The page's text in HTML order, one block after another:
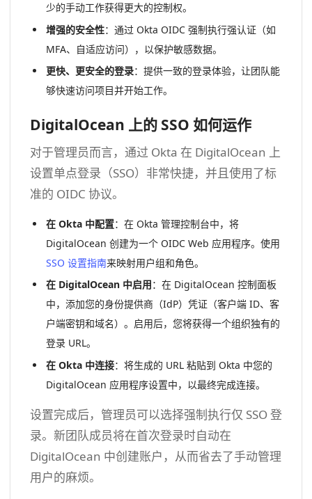
少的手动工作获得更大的控制权。
增强的安全性：通过 Okta OIDC 强制执行强认证（如
MFA、自适应访问），以保护敏感数据。
更快、更安全的登录：提供一致的登录体验，让团队能
够快速访问项目并开始工作。
DigitalOcean 上的 SSO 如何运作
对于管理员而言，通过 Okta 在 DigitalOcean 上
设置单点登录（SSO）非常快捷，并且使用了标
准的 OIDC 协议。
在 Okta 中配置：在 Okta 管理控制台中，将
DigitalOcean 创建为一个 OIDC Web 应用程序。使用
SSO 设置指南来映射用户组和角色。
在 DigitalOcean 中启用：在 DigitalOcean 控制面板
中，添加您的身份提供商（IdP）凭证（客户端 ID、客
户端密钥和域名）。启用后，您将获得一个组织独有的
登录 URL。
在 Okta 中连接：将生成的 URL 粘贴到 Okta 中您的
DigitalOcean 应用程序设置中，以最终完成连接。
设置完成后，管理员可以选择强制执行仅 SSO 登
录。新团队成员将在首次登录时自动在
DigitalOcean 中创建账户，从而省去了手动管理
用户的麻烦。